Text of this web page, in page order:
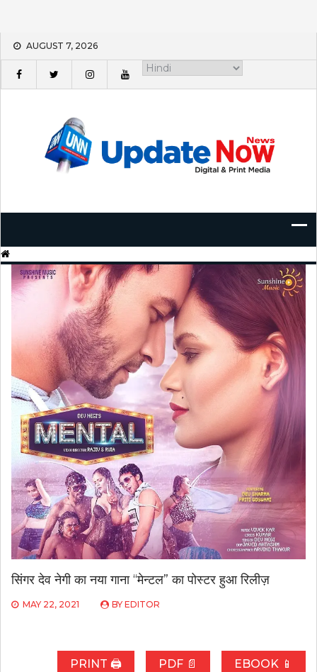
Skip
content
AUGUST 7, 2026
सिंगर देव नेगी का नया गाना “मेन्टल” का पोस्टर हुआ रिलीज़
MAY 22, 2021 BY EDITOR
PRINT 🖨 PDF 📄 EBOOK 📱